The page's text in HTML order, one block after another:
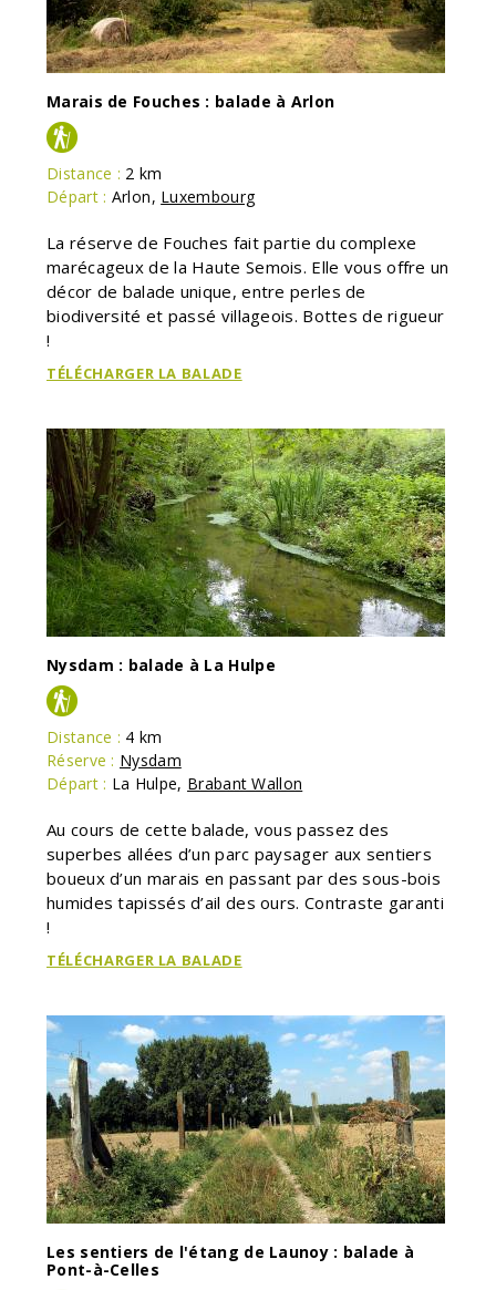
Marais de Fouches : balade à Arlon
Distance : 2 km
Départ : Arlon, Luxembourg
La réserve de Fouches fait partie du complexe
marécageux de la Haute Semois. Elle vous offre un
décor de balade unique, entre perles de
biodiversité et passé villageois. Bottes de rigueur
!
TÉLÉCHARGER LA BALADE
Nysdam : balade à La Hulpe
Distance : 4 km
Réserve : Nysdam
Départ : La Hulpe, Brabant Wallon
Au cours de cette balade, vous passez des
superbes allées d’un parc paysager aux sentiers
boueux d’un marais en passant par des sous-bois
humides tapissés d’ail des ours. Contraste garanti
!
TÉLÉCHARGER LA BALADE
Les sentiers de l'étang de Launoy : balade à
Pont-à-Celles